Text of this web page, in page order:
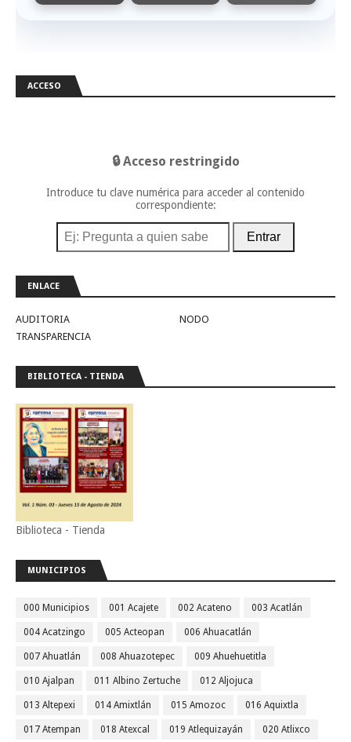
ACCESO
🔒 Acceso restringido
Introduce tu clave numérica para acceder al contenido
correspondiente:
Entrar
ENLACE
AUDITORIA
NODO
TRANSPARENCIA
BIBLIOTECA - TIENDA
Biblioteca - Tienda
MUNICIPIOS
000 Municipios 001 Acajete 002 Acateno 003 Acatlán
004 Acatzingo 005 Acteopan 006 Ahuacatlán
007 Ahuatlán 008 Ahuazotepec 009 Ahuehuetitla
010 Ajalpan 011 Albino Zertuche 012 Aljojuca
013 Altepexi 014 Amixtlán 015 Amozoc 016 Aquixtla
017 Atempan 018 Atexcal 019 Atlequizayán 020 Atlixco